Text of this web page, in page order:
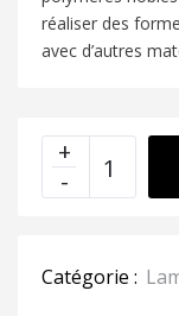
réaliser des
avec d’autres
Catégorie :